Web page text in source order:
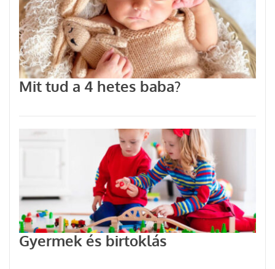
Mit tud a 4 hetes baba?
Gyermek és birtoklás